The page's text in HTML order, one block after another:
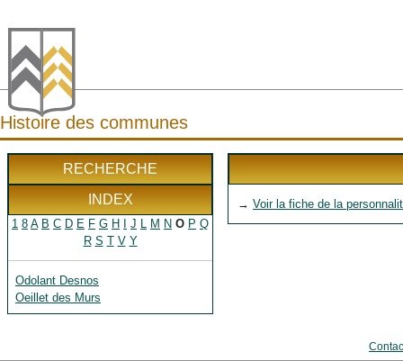
Histoire des communes
RECHERCHE
INDEX
1 8 A B C D E F G H J L M N O P Q
R S T V Y
Odolant Desnos
Oeillet des Murs
→ Voir la fiche de la